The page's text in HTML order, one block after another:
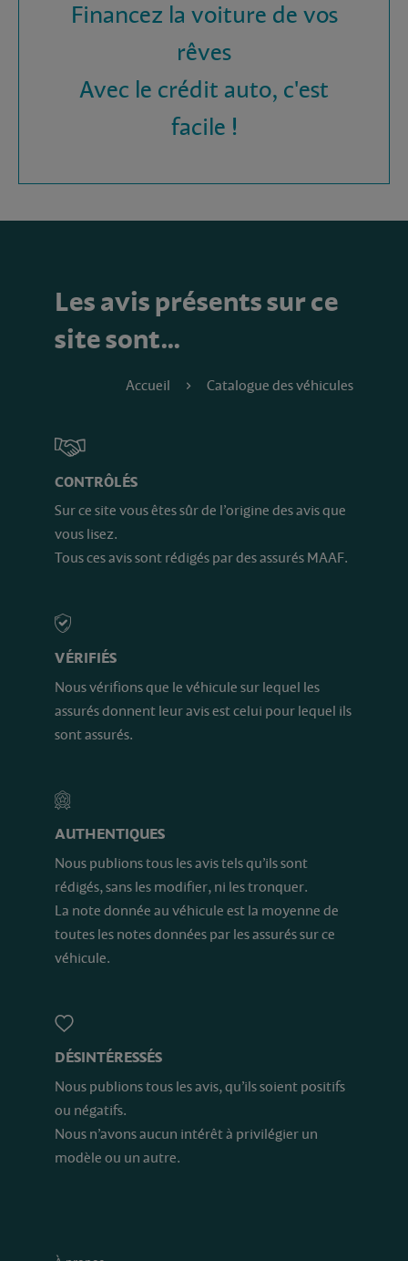
Financez la voiture de vos
rêves
Avec le crédit auto, c'est
facile !
Les avis présents sur ce
site sont…
Accueil Catalogue des véhicules
CONTRÔLÉS
Sur ce site vous êtes sûr de l’origine des avis que
vous lisez.
Tous ces avis sont rédigés par des assurés MAAF.
VÉRIFIÉS
Nous vérifions que le véhicule sur lequel les
assurés donnent leur avis est celui pour lequel ils
sont assurés.
AUTHENTIQUES
Nous publions tous les avis tels qu’ils sont
rédigés, sans les modifier, ni les tronquer.
La note donnée au véhicule est la moyenne de
toutes les notes données par les assurés sur ce
véhicule.
DÉSINTÉRESSÉS
Nous publions tous les avis, qu’ils soient positifs
ou négatifs.
Nous n’avons aucun intérêt à privilégier un
modèle ou un autre.